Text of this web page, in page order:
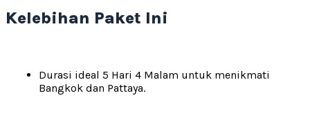
Kelebihan Paket Ini
Durasi ideal 5 Hari 4 Malam untuk menikmati
Bangkok dan Pattaya.